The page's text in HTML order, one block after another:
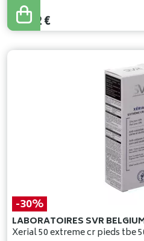
17,75
12,42€
-30%
LABORATOIRES SVR
Xerial 50 extreme cr pieds tbe